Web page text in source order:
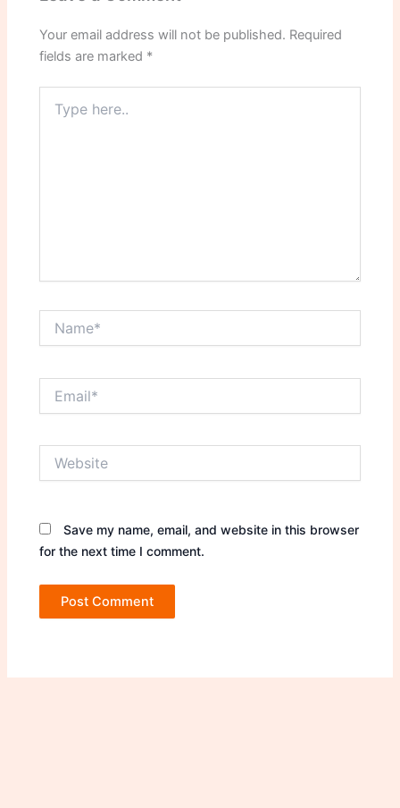
Your email address will not be published. Required
fields are marked *
here..
Save my name, email, and website in this browser
for the next time I comment.